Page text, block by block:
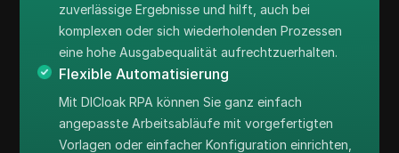
zuverlässige Ergebnisse und hilft, auch bei
komplexen oder sich wiederholenden Prozessen
eine hohe Ausgabequalität aufrechtzuerhalten.
Flexible Automatisierung
Mit DICloak RPA können Sie ganz einfach
angepasste Arbeitsabläufe mit vorgefertigten
Vorlagen oder einfacher Konfiguration einrichten,